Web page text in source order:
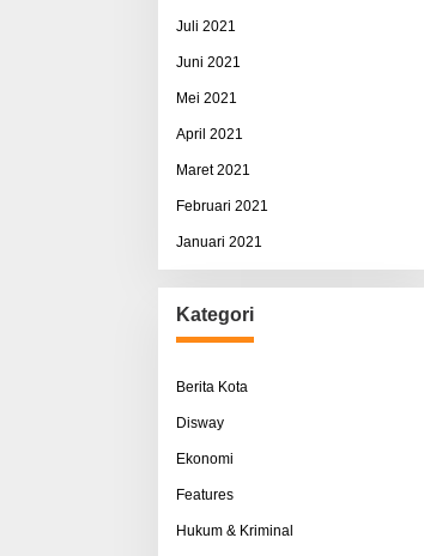
Juli 2021
Juni 2021
Mei 2021
April 2021
Maret 2021
Februari 2021
Januari 2021
Kategori
Berita Kota
Disway
Ekonomi
Features
Hukum & Kriminal